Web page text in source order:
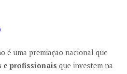
é uma premiação nacional que
e profissionais que investem na